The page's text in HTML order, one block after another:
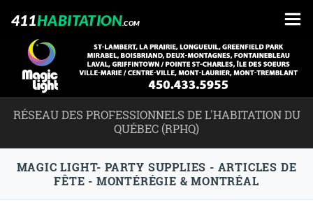
411HABITATION.COM
RÉSEAU DES PROFESSIONNELS DE L'HABITATION DU
QUÉBEC (RPHQ)
MAGIC LIGHT- PARTY SUPPLIES - ARTICLES DE
FÊTE - MONTÉRÉGIE & MONTRÉAL